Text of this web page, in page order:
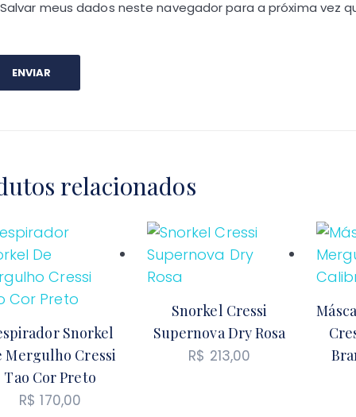
Salvar meus dados neste navegador para a próxima vez
relacionados
Snorkel
Mergulho Cressi
Tao Cor Preto
R$ 170,00
Snorkel Cressi
Supernova Dry Rosa
R$ 213,00